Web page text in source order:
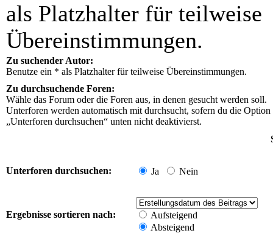
als Platzhalter für teilweise
Übereinstimmungen.
Zu suchender Autor:
Benutze ein * als Platzhalter für teilweise Übereinstimmungen.
Zu durchsuchende Foren:
Wähle das Forum oder die Foren aus, in denen gesucht werden soll.
Unterforen werden automatisch mit durchsucht, sofern du die Option
„Unterforen durchsuchen“ unten nicht deaktivierst.
Unterforen durchsuchen: Ja Nein
Ergebnisse sortieren nach:
Aufsteigend
Absteigend